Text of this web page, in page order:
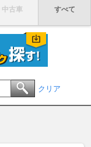
中古車 すべて
クリア